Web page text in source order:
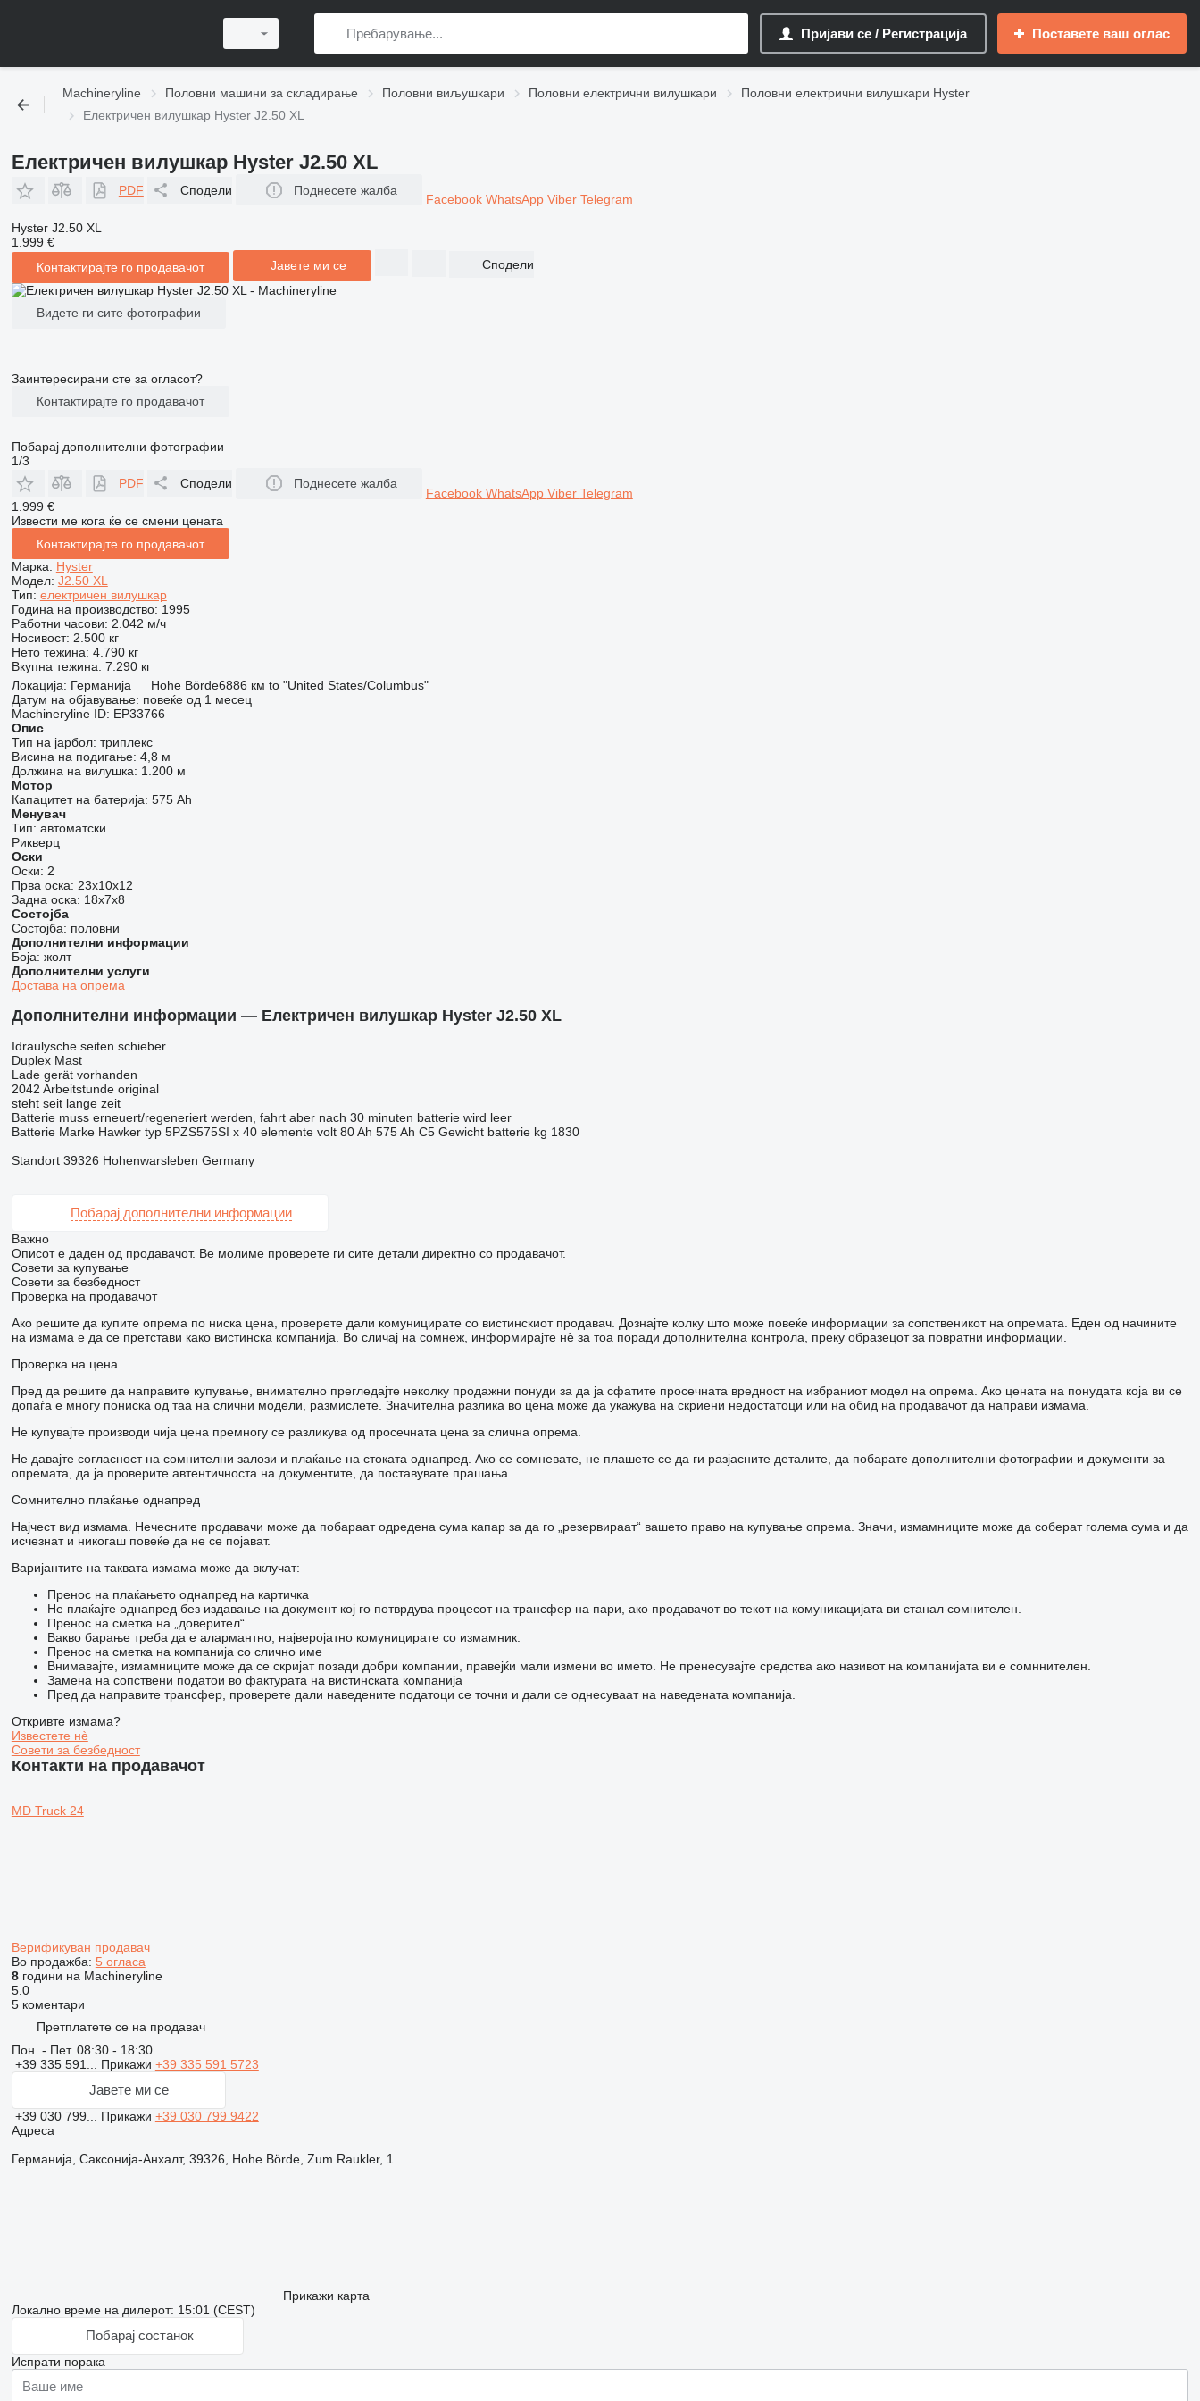
Пријави се / Регистрација Поставете ваш оглас
Machineryline Половни машини за складирање Половни виљушкари Половни електрични вилушкари
Половни електрични вилушкари Hyster
Електричен вилушкар Hyster J2.50 XL
Електричен вилушкар Hyster J2.50 XL
PDF Сподели Поднесете жалба
Facebook WhatsApp Viber Telegram
Hyster J2.50 XL
1.999 €
Контактирајте го продавачот
Јавете ми се Сподели
Видете ги сите фотографии
Заинтересирани сте за огласот?
Контактирајте го продавачот
Побарај дополнителни фотографии
1/3
PDF
Сподели Поднесете жалба
Facebook WhatsApp Viber Telegram
1.999 €
Извести ме кога ќе се смени цената
Контактирајте го продавачот
Марка: Hyster
Модел: J2.50 XL
Тип: електричен вилушкар
Година на производство: 1995
Работни часови: 2.042 м/ч
Носивост: 2.500 кг
Нето тежина: 4.790 кг
Вкупна тежина: 7.290 кг
Локација: Германија Hohe Börde6886 км to "United States/Columbus"
Датум на објавување: повеќе од 1 месец
Machineryline ID: EP33766
Опис
Тип на јарбол: триплекс
Висина на подигање: 4,8 м
Должина на вилушка: 1.200 м
Мотор
Капацитет на батерија: 575 Ah
Менувач
Тип: автоматски
Рикверц
Оски
Оски: 2
Прва оска: 23x10x12
Задна оска: 18x7x8
Состојба
Состојба: половни
Дополнителни информации
Боја: жолт
Дополнителни услуги
Достава на опрема
Дополнителни информации — Електричен вилушкар Hyster J2.50 XL
Idraulysche seiten schieber
Duplex Mast
Lade gerät vorhanden
2042 Arbeitstunde original
steht seit lange zeit
Batterie muss erneuert/regeneriert werden, fahrt aber nach 30 minuten batterie wird leer
Batterie Marke Hawker typ 5PZS575SI x 40 elemente volt 80 Ah 575 Ah C5 Gewicht batterie kg 1830
Standort 39326 Hohenwarsleben Germany
Побарај дополнителни информации
Важно
Описот е даден од продавачот. Ве молиме проверете ги сите детали директно со продавачот.
Совети за купување
Совети за безбедност
Проверка на продавачот
Ако решите да купите опрема по ниска цена, проверете дали комуницирате со вистинскиот продавач. Дознајте колку што може повеќе информации за сопственикот на опремата. Еден од начините
на измама е да се претстави како вистинска компанија. Во сличај на сомнеж, информирајте нѐ за тоа поради дополнителна контрола, преку образецот за повратни информации.
Проверка на цена
Пред да решите да направите купување, внимателно прегледајте неколку продажни понуди за да ја сфатите просечната вредност на избраниот модел на опрема. Ако цената на понудата која ви се
допаѓа е многу пониска од таа на слични модели, размислете. Значителна разлика во цена може да укажува на скриени недостатоци или на обид на продавачот да направи измама.
Не купувајте производи чија цена премногу се разликува од просечната цена за слична опрема.
Не давајте согласност на сомнителни залози и плаќање на стоката однапред. Ако се сомневате, не плашете се да ги разјасните деталите, да побарате дополнителни фотографии и документи за
опремата, да ја проверите автентичноста на документите, да поставувате прашања.
Сомнително плаќање однапред
Најчест вид измама. Нечесните продавачи може да побараат одредена сума капар за да го „резервираат“ вашето право на купување опрема. Значи, измамниците може да соберат голема сума и да
исчезнат и никогаш повеќе да не се појават.
Варијантите на таквата измама може да вклучат:
Пренос на плаќањето однапред на картичка
Не плаќајте однапред без издавање на документ кој го потврдува процесот на трансфер на пари, ако продавачот во текот на комуникацијата ви станал сомнителен.
Пренос на сметка на „доверител“
Вакво барање треба да е алармантно, најверојатно комуницирате со измамник.
Пренос на сметка на компанија со слично име
Внимавајте, измамниците може да се скријат позади добри компании, правејќи мали измени во името. Не пренесувајте средства ако називот на компанијата ви е сомннителен.
Замена на сопствени податои во фактурата на вистинската компанија
Пред да направите трансфер, проверете дали наведените податоци се точни и дали се однесуваат на наведената компанија.
Откривте измама?
Известете нѐ
Совети за безбедност
Контакти на продавачот
MD Truck 24
Верификуван продавач
Во продажба: 5 огласа
8години на Machineryline
5.0
5 коментари
Претплатете се на продавач
Пон. - Пет. 08:30 - 18:30
+39 335 591... Прикажи +39 335 591 5723
Јавете ми се
+39 030 799... Прикажи +39 030 799 9422
Адреса
Германија, Саксонија-Анхалт, 39326, Hohe Börde, Zum Raukler, 1
Прикажи карта
Локално време на дилерот: 15:01 (CEST)
Побарај состанок
Испрати порака